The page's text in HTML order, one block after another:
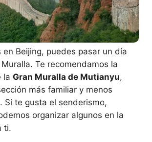
en Beijing, puedes pasar un día
Te recomendamos la
la Gran Muralla de Mutianyu,
más familiar y menos
Si te gusta el senderismo,
organizar algunos en la
ti.